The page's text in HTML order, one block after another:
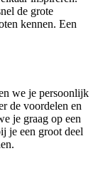
de grote
kennen. Een
we je persoonlijk
de voordelen en
je graag op een
je een groot deel